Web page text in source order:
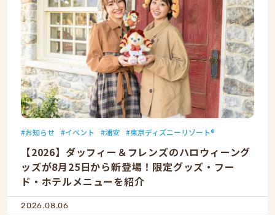
お知らせ イベント 浦安 東京ディズニーリゾート®
【2026】ダッフィー＆フレンズのハロウィーング
ッズが8月25日から新登場！限定グッズ・フー
ド・ホテルメニューを紹介
2026.08.06